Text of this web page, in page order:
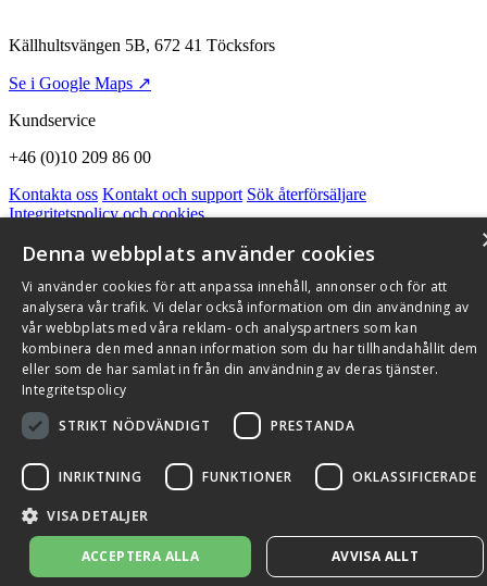
Källhultsvängen 5B, 672 41 Töcksfors
Se i Google Maps ↗
Kundservice
+46 (0)10 209 86 00
Kontakta oss Kontakt och support Sök återförsäljare
Integritetspolicy och cookies
Qnister Visselblåsningsfunktion
© 2026 Flexit AB. Alla rättigheter förbehållna
Aktuellt Miljö och kvalitetssäkring
Denna webbplats använder cookies
Vi använder cookies för att anpassa innehåll, annonser och för att
analysera vår trafik. Vi delar också information om din användning av
vår webbplats med våra reklam- och analyspartners som kan
kombinera den med annan information som du har tillhandahållit dem
eller som de har samlat in från din användning av deras tjänster.
Integritetspolicy
STRIKT NÖDVÄNDIGT
PRESTANDA
INRIKTNING FUNKTIONER OKLASSIFICERADE
VISA DETALJER
ACCEPTERA ALLA AVVISA ALLT